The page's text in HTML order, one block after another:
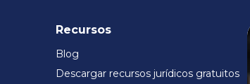
Recursos
Blog
Descargar recursos jurídicos gratuitos